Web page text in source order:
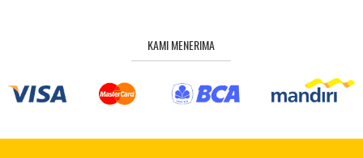
KAMI MENERIMA